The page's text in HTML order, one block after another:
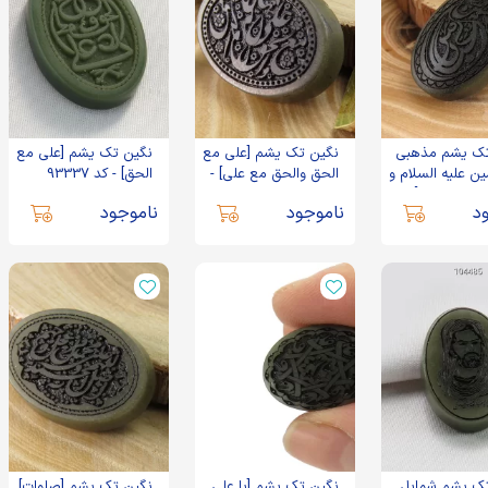
یشم مذهبی
علیه السلام و
نگین تک یشم [علی مع
الحق والحق مع علی] -
ناموجود
نگین تک یشم [علی مع
الحق] - کد 93337
ناموجود